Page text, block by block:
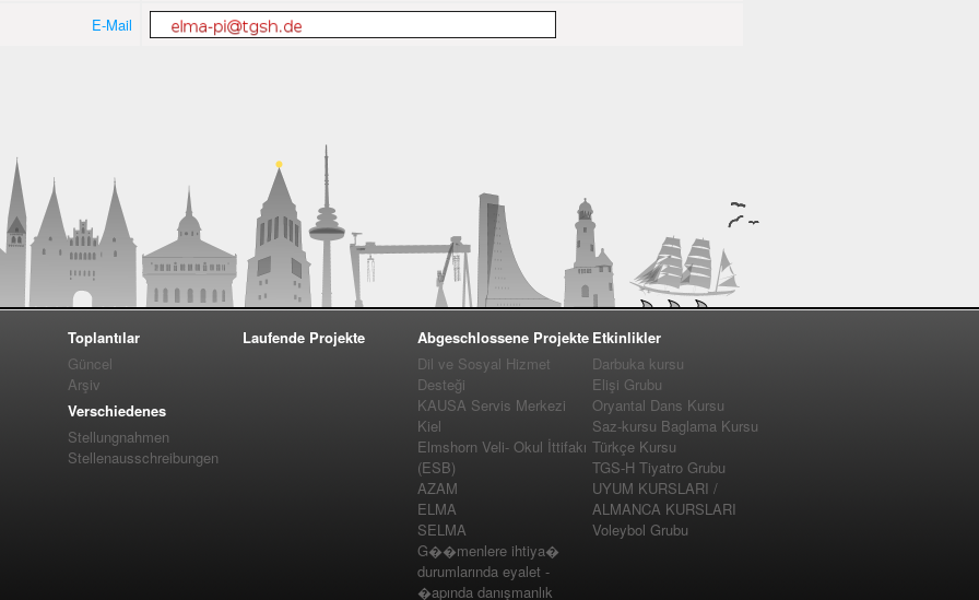
E-Mail
Toplantılar
Güncel
Arşiv
Verschiedenes
Stellungnahmen
Stellenausschreibungen
Laufende Projekte
Abgeschlossene Projekte
Dil ve Sosyal Hizmet
Desteği
KAUSA Servis Merkezi
Kiel
Elmshorn Veli- Okul İttifakı
(ESB)
AZAM
ELMA
SELMA
G��menlere ihtiya�
durumlarında eyalet -
�apında danışmanlık
Etkinlikler
Darbuka kursu
Elişi Grubu
Oryantal Dans Kursu
Saz-kursu Baglama Kursu
Türkçe Kursu
TGS-H Tiyatro Grubu
UYUM KURSLARI /
ALMANCA KURSLARI
Voleybol Grubu